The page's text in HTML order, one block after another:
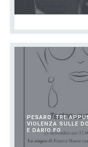
PESARO: TRE
VIOLENZA SULLE
E DARIO FO